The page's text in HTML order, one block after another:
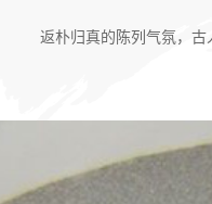
返朴归真的陈列气氛，